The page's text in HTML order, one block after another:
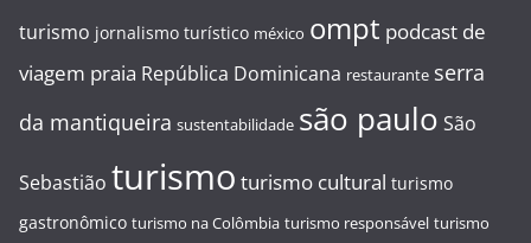
turismo jornalismo turístico méxico ompt podcast de
viagem praia República Dominicana restaurante serra
da mantiqueira sustentabilidade são paulo São
Sebastião turismo turismo cultural turismo
gastronômico turismo na Colômbia turismo responsável turismo